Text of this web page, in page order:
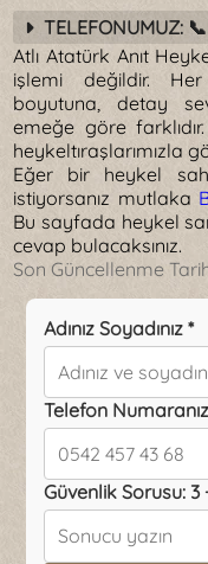
TELEFONUMUZ:
Atlı Atatürk Anıt
işlemi değildir.
boyutuna, detay
emeğe göre
heykeltıraşlarımızla
Eğer bir heykel
istiyorsanız mutlaka
Bu sayfada heykel
cevap bulacaksınız.
Son Güncellenme
Adınız Soyadınız *
Telefon
Güvenlik Sorusu: 3